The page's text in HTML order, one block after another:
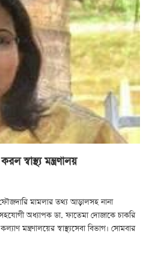
স্বাস্থ্য মন্ত্রণালয়
মামলার তথ্য আড়ালসহ নানা
অধ্যাপক ডা. ফাতেমা দোজাকে চাকরি
মন্ত্রণালয়ের স্বাস্থ্যসেবা বিভাগ। সোমবার